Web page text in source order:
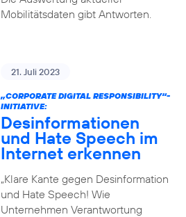
Mobilitätsdaten gibt Antworten.
21. Juli 2023
„CORPORATE DIGITAL RESPONSIBILITY“-
INITIATIVE:
Desinformationen
und Hate Speech im
Internet erkennen
„Klare Kante gegen Desinformation
und Hate Speech! Wie
Unternehmen Verantwortung